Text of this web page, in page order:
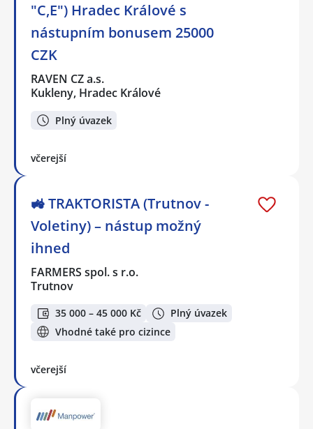
"C,E") Hradec Králové s
nástupním bonusem 25000
CZK
RAVEN CZ a.s.
Kukleny, Hradec Králové
Plný úvazek
včerejší
🚜 TRAKTORISTA (Trutnov -
Voletiny) – nástup možný
ihned
FARMERS spol. s r.o.
Trutnov
35 000 – 45 000 Kč
Plný úvazek
Vhodné také pro cizince
včerejší